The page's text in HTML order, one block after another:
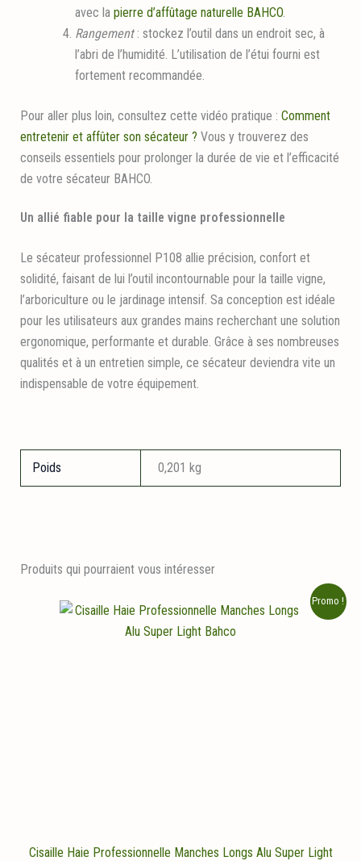
avec la pierre d’affûtage naturelle BAHCO.
Rangement: stockez l’outil dans un endroit sec, à
l’abri de l’humidité. L’utilisation de l’étui fourni est
fortement recommandée.
Pour aller plus loin, consultez cette vidéo pratique : Comment
entretenir et affûter son sécateur ? Vous y trouverez des
conseils essentiels pour prolonger la durée de vie et l’efficacité
de votre sécateur BAHCO.
Un allié fiable pour la taille vigne professionnelle
Le sécateur professionnel P108 allie précision, confort et
solidité, faisant de lui l’outil incontournable pour la taille vigne,
l’arboriculture ou le jardinage intensif. Sa conception est idéale
pour les utilisateurs aux grandes mains recherchant une solution
ergonomique, performante et durable. Grâce à ses nombreuses
qualités et à un entretien simple, ce sécateur deviendra vite un
indispensable de votre équipement.
Poids 0,201 kg
Produits qui pourraient vous intéresser
Promo !
Cisaille Haie Professionnelle Manches Longs Alu Super Light